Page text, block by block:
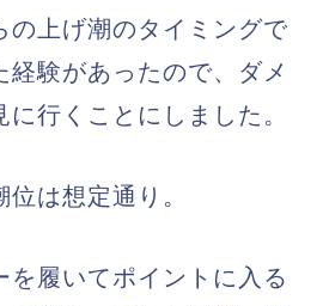
の上げ潮のタイミングで
経験があったので、ダメ
行くことにしました。
は想定通り。
を履いてポイントに入る